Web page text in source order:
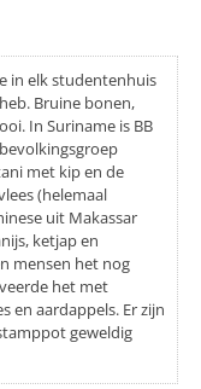
in elk studentenhuis
Bruine bonen,
In Suriname is BB
met kip en de
(helemaal
uit Makassar
ketjap en
mensen het nog
het met
en aardappels. Er zijn
geweldig